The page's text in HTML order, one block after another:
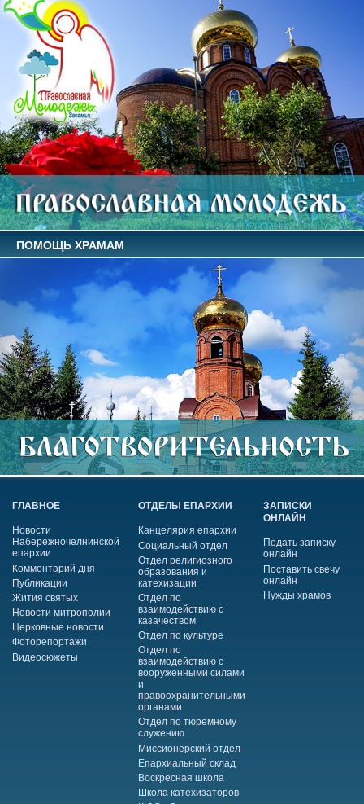
ПОМОЩЬ ХРАМАМ
ГЛАВНОЕ
Новости
Набережночелнинской
епархии
Комментарий дня
Публикации
Жития святых
Новости митрополии
Церковные новости
Фоторепортажи
Видеосюжеты
ОТДЕЛЫ ЕПАРХИИ
Канцелярия епархии
Социальный отдел
Отдел религиозного
образования и
катехизации
Отдел по
взаимодействию с
казачеством
Отдел по культуре
Отдел по
взаимодействию с
вооруженными силами
и
правоохранительными
органами
Отдел по тюремному
служению
Миссионерский отдел
Епархиальный склад
Воскресная школа
Школа катехизаторов
ЗАПИСКИ
ОНЛАЙН
Подать записку
онлайн
Поставить свечу
онлайн
Нужды храмов